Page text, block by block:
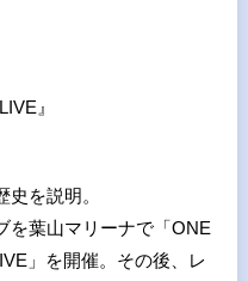
』
を説明。
を葉山マリーナで「ONE
」を開催。その後、レ